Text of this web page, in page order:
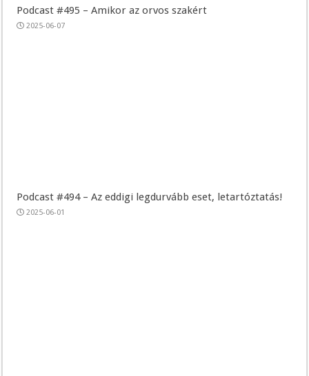
Podcast #495 – Amikor az orvos szakért
2025-06-07
Podcast #494 – Az eddigi legdurvább eset, letartóztatás!
2025-06-01